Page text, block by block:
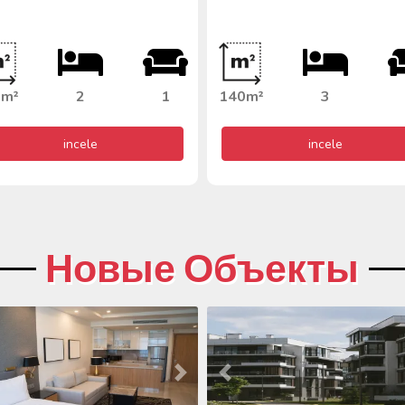
2 1
incele
140m² 3
incele
Новые Объекты
Следующий
Пред